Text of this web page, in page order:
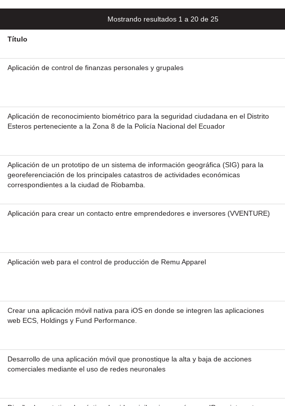
Mostrando resultados 1 a 20 de 25
Título
Aplicación de control de finanzas personales y grupales
Aplicación de reconocimiento biométrico para la seguridad ciudadana en el Distrito
Esteros perteneciente a la Zona 8 de la Policía Nacional del Ecuador
Aplicación de un prototipo de un sistema de información geográfica (SIG) para la
georeferenciación de los principales catastros de actividades económicas
correspondientes a la ciudad de Riobamba.
Aplicación para crear un contacto entre emprendedores e inversores (VVENTURE)
Aplicación web para el control de producción de Remu Apparel
Crear una aplicación móvil nativa para iOS en donde se integren las aplicaciones
web ECS, Holdings y Fund Performance.
Desarrollo de una aplicación móvil que pronostique la alta y baja de acciones
comerciales mediante el uso de redes neuronales